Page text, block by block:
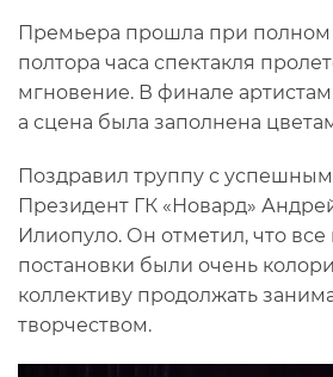
Премьера прошла при полном
полтора часа спектакля
мгновение. В финале
а сцена была заполнена
Поздравил труппу с
Президент ГК «Новард»
Илиопуло. Он отметил, что
постановки были очень
коллективу продолжать
творчеством.